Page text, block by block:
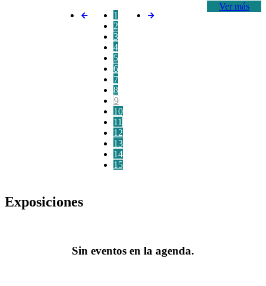
Ver más
1
2
3
4
5
6
7
8
9
10
11
12
13
14
15
Exposiciones
Sin eventos en la agenda.